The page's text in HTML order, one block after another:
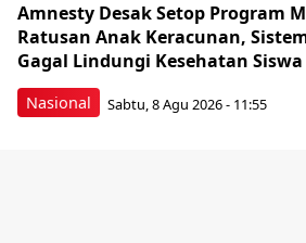
Nasional
Amnesty Desak Setop Program
Ratusan Anak Keracunan,
Gagal Lindungi Kesehatan Siswa
Sabtu, 8 Agu 2026 - 11:55